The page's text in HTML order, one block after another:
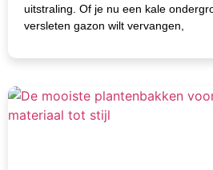
uitstraling. Of je nu een kale
versleten gazon wilt vervangen,